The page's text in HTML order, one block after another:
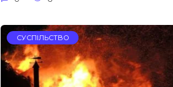
СУСПІЛЬСТВО